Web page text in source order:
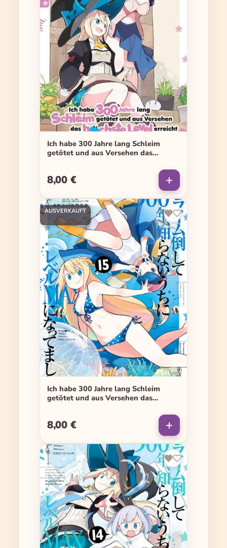
Ich habe 300 Jahre lang Schleim
getötet und aus Versehen das
Regulärer Preis:
8,00 €
AUSVERKAUFT
Ich habe 300 Jahre lang Schleim
getötet und aus Versehen das
Regulärer Preis:
8,00 €